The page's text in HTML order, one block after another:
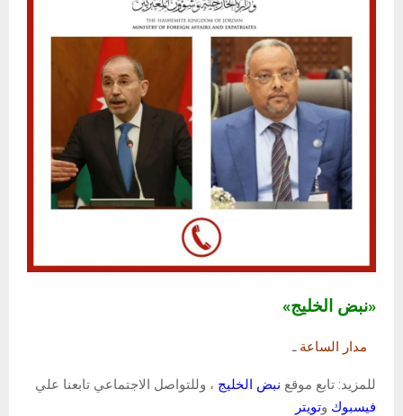
«نبض الخليج»
مدار الساعةـ
للمزيد: تابع موقع نبض الخليج ، وللتواصل الاجتماعي تابعنا علي
فيسبوك وتويتر